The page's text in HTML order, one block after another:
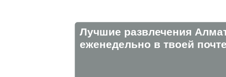
Лучшие развлечения
eженедельно в твоей